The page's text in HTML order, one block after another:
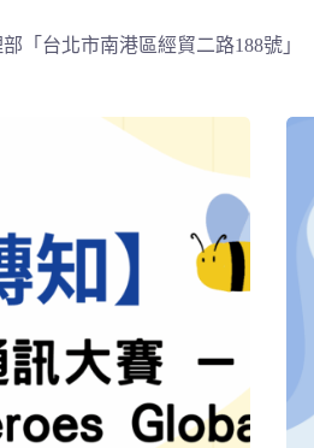
「台北市南港區經貿二路188號」